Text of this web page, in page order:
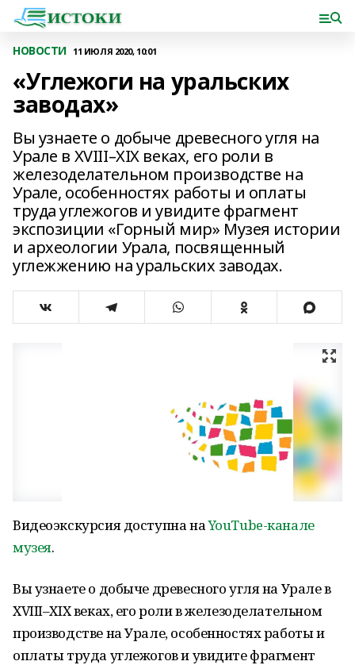
НОВОСТИ 11 ИЮЛЯ 2020, 10:01
«Углежоги на уральских
заводах»
Вы узнаете о добыче древесного угля на
Урале в XVIII–XIX веках, его роли в
железоделательном производстве на
Урале, особенностях работы и оплаты
труда углежогов и увидите фрагмент
экспозиции «Горный мир» Музея истории
и археологии Урала, посвященный
углежжению на уральских заводах.
Видеоэкскурсия доступна наYouTube-канале
музея.
Вы узнаете о добыче древесного угля на Урале в
XVIII–XIX веках, его роли в железоделательном
производстве на Урале, особенностях работы и
оплаты труда углежогов и увидите фрагмент